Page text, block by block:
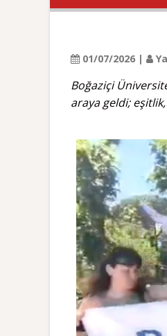
01/07/2026 |
Boğaziçi
araya geldi;